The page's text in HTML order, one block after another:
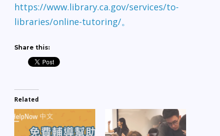
https://www.library.ca.gov/services/to-
libraries/online-tutoring/。
Share this:
Related